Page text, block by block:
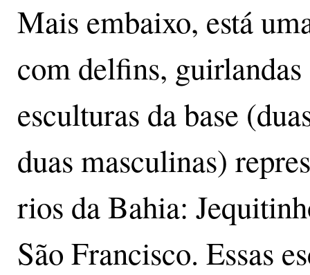
Mais embaixo, está
com delfins,
esculturas da base
duas masculinas)
rios da Bahia:
São Francisco. Essas